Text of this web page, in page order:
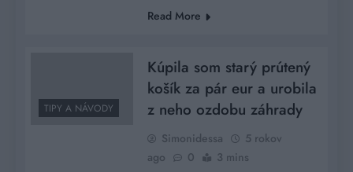
Read More
TIPY A NÁVODY
Kúpila som starý prútený
košík za pár eur a urobila
z neho ozdobu záhrady
Simonidessa
5 rokov
ago
0 3 mins